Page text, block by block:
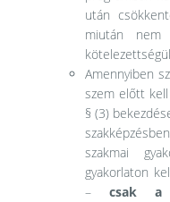
után
miután nem
Amennyiben
szem előtt
§ (3)
szakmai
gyakorlaton
– csak a